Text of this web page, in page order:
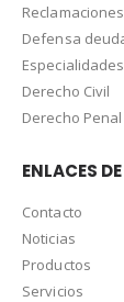
Reclamaciones
Defensa
Especialidades
Derecho Civil
Derecho Penal
ENLACES
Contacto
Noticias
Productos
Servicios